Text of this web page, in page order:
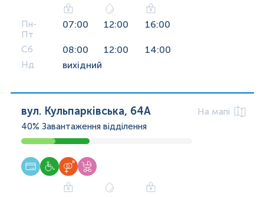
Пн-
Пт
07:00 12:00 16:00
Сб 08:00 12:00 14:00
Нд вихідний
вул. Кульпарківська, 64А
На мапі
40% Завантаження відділення